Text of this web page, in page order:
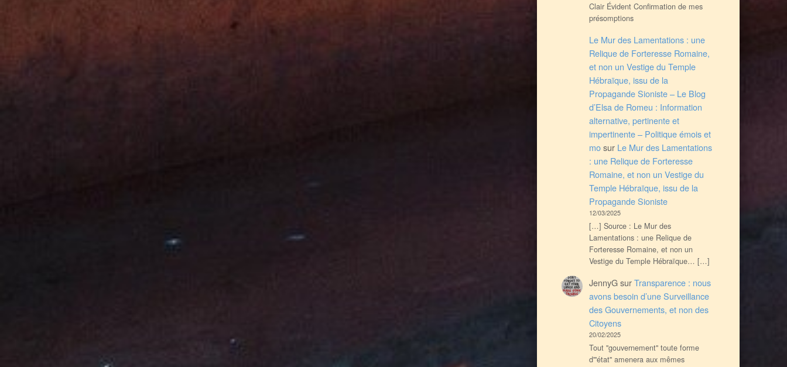
Clair Évident Confirmation de mes
présomptions
Le Mur des Lamentations : une
Relique de Forteresse Romaine,
et non un Vestige du Temple
Hébraïque, issu de la
Propagande Sioniste – Le Blog
d’Elsa de Romeu : Information
alternative, pertinente et
impertinente – Politique émois et
mosur Le Mur des Lamentations
: une Relique de Forteresse
Romaine, et non un Vestige du
Temple Hébraïque, issu de la
Propagande Sioniste
12/03/2025
[…] Source : Le Mur des
Lamentations : une Relique de
Forteresse Romaine, et non un
Vestige du Temple Hébraïque… […]
JennyGsurTransparence : nous
avons besoin d’une Surveillance
des Gouvernements, et non des
Citoyens
20/02/2025
Tout ''gouvernement'' toute forme
d'''état'' amenera aux mêmes